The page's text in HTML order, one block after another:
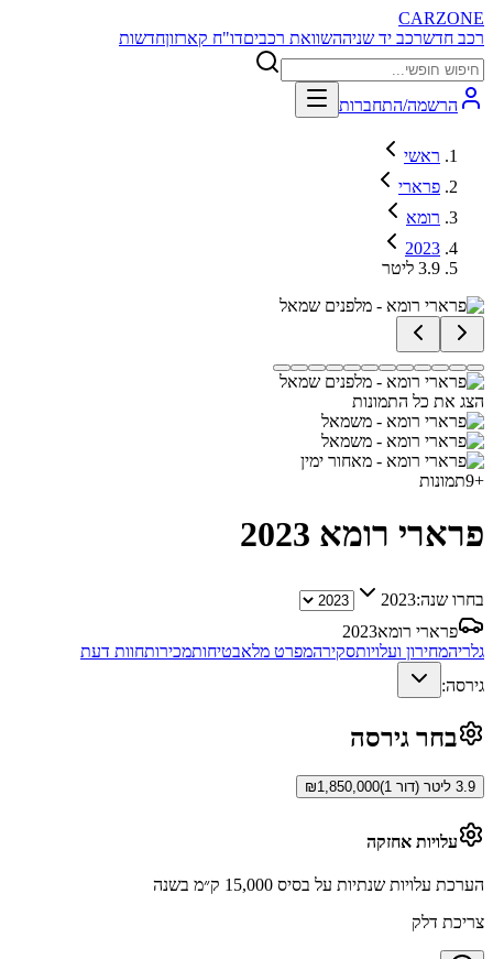
CARZONE
רכב חדשרכב יד שניההשוואת רכביםדו"ח קארזוןחדשות
הרשמה/התחברות
ראשי
פרארי
רומא
2023
3.9 ליטר
הצג את כל התמונות
+
9תמונות
פרארי רומא 2023
בחרו שנה:2023
פרארי רומא2023
גלריהמחירון ועלויותסקירהמפרט מלאבטיחותמכירותחוות דעת
גירסה:
בחר גירסה
3.9 ליטר (דור 1) ₪1,850,000
עלויות אחזקה
הערכת עלויות שנתיות על בסיס 15,000 ק״מ בשנה
צריכת דלק